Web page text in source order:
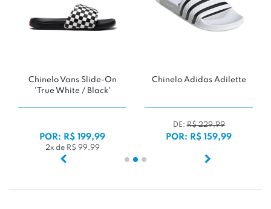
Chinelo Vans Slide-On
'True White / Black'
POR: R$ 199,99
2x de R$ 99,99
Chinelo Adidas Adilette
DE:R$ 229,99
POR: R$ 159,99